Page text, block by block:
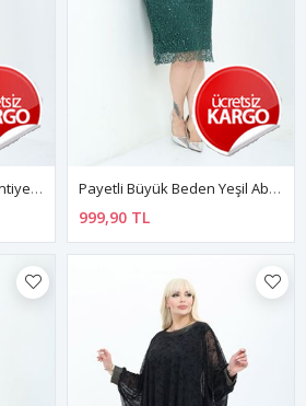
Büyük Beden Siyah Puantiyeli Tül Detaylı Midi Elbise 7C-2803 Payetli Büyük Beden Yeşil Abiye Elbise 20C-2802
999,90 TL